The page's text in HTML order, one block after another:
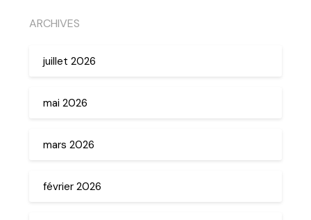
ARCHIVES
juillet 2026
mai 2026
mars 2026
février 2026